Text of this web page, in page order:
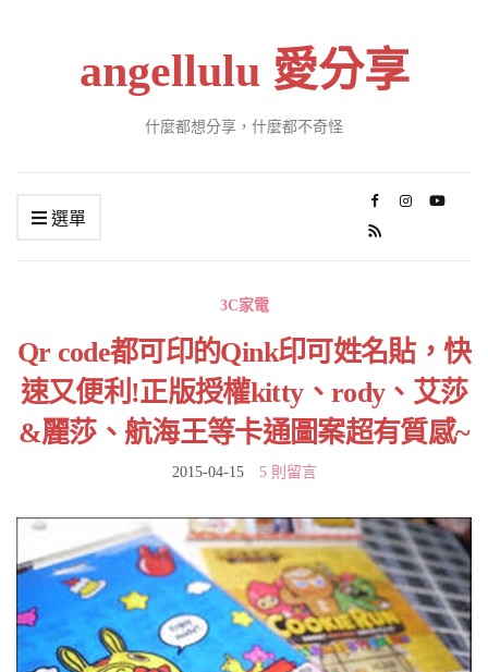
angellulu 愛分享
什麼都想分享，什麼都不奇怪
選單
3C家電
Qr code都可印的Qink印可姓名貼，快
速又便利!正版授權kitty、rody、艾莎
&麗莎、航海王等卡通圖案超有質感~
2015-04-15 5 則留言